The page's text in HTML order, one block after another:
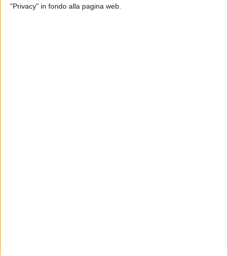
"Privacy" in fondo alla pagina web.